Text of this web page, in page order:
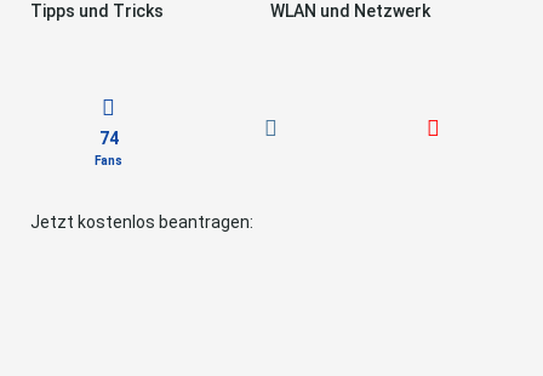
Tipps und Tricks
WLAN und Netzwerk
74
Fans
Jetzt kostenlos beantragen: